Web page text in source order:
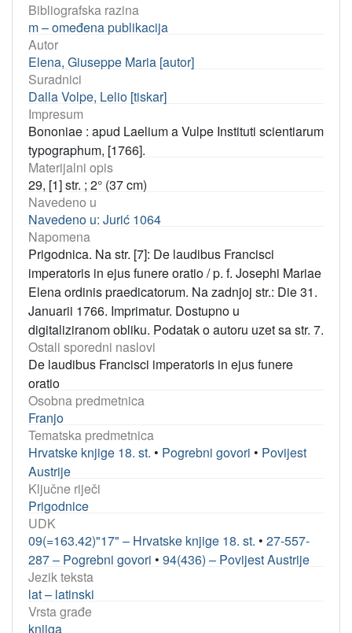
Bibliografska razina
m – omeđena publikacija
Autor
Elena, Giuseppe Maria [autor]
Suradnici
Dalla Volpe, Lelio [tiskar]
Impresum
Bononiae : apud Laelium a Vulpe Instituti scientiarum
typographum, [1766].
Materijalni opis
29, [1] str. ; 2° (37 cm)
Navedeno u
Navedeno u: Jurić 1064
Napomena
Prigodnica. Na str. [7]: De laudibus Francisci
imperatoris in ejus funere oratio / p. f. Josephi Mariae
Elena ordinis praedicatorum. Na zadnjoj str.: Die 31.
Januarii 1766. Imprimatur. Dostupno u
digitaliziranom obliku. Podatak o autoru uzet sa str. 7.
Ostali sporedni naslovi
De laudibus Francisci imperatoris in ejus funere
oratio
Osobna predmetnica
Franjo
Tematska predmetnica
Hrvatske knjige 18. st. • Pogrebni govori • Povijest
Austrije
Ključne riječi
Prigodnice
UDK
09(=163.42)"17" – Hrvatske knjige 18. st. • 27-557-
287 – Pogrebni govori • 94(436) – Povijest Austrije
Jezik teksta
lat – latinski
Vrsta građe
knjiga